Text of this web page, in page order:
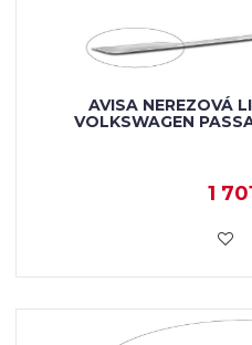
AVISA NEREZOVÁ
VOLKSWAGEN
1
VLOŽIT